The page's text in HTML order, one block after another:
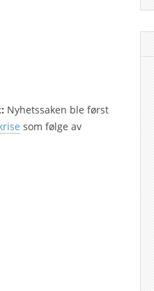
Nyhetssaken ble først
som følge av